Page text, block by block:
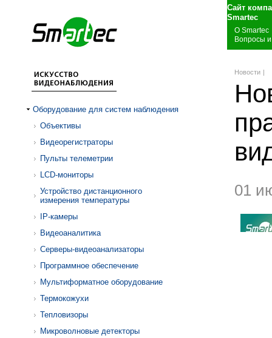
Сайт
О Smartec
Вопросы
Оборудование для систем наблюдения
Объективы
Видеорегистраторы
Пульты телеметрии
LCD-мониторы
Устройство дистанционного
измерения температуры
IP-камеры
Видеоаналитика
Серверы-видеоанализаторы
Программное обеспечение
Мультиформатное оборудование
Термокожухи
Тепловизоры
Микроволновые детекторы
Новости |
01